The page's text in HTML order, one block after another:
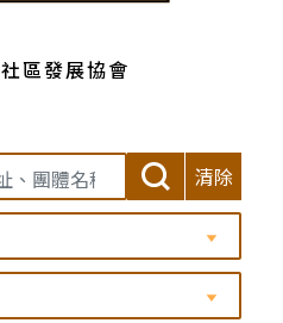
社區發展協會
清除